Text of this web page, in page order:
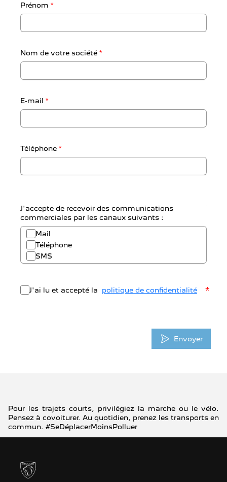
Prénom *
Nom de votre société *
E-mail *
Téléphone *
J'accepte de recevoir des communications
commerciales par les canaux suivants :
Mail
Téléphone
SMS
J'ai lu et accepté la politique de confidentialité *
Envoyer
Pour les trajets courts, privilégiez la marche ou le vélo.
Pensez à covoiturer. Au quotidien, prenez les transports en
commun. #SeDéplacerMoinsPolluer